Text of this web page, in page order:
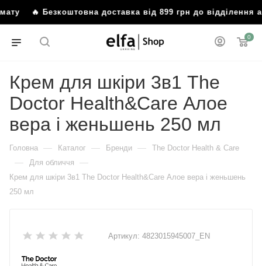
🔥 Безкоштовна доставка від 899 грн до відділення
0
Крем для шкіри 3в1 The
Doctor Health&Care Алое
вера і женьшень 250 мл
Головна — Каталог — Бренди — The Doctor Health & Care
— Для обличчя —
Крем для шкіри 3в1 The Doctor Health&Care Алое вера і женьшень
250 мл
Артикул: 4823015945007_EN